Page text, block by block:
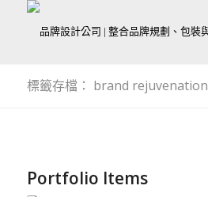
標籤存檔： brand rejuvenation
Portfolio Items